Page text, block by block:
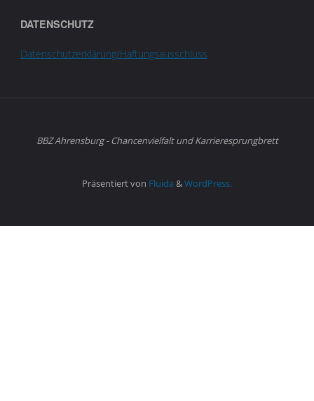
DATENSCHUTZ
Datenschutzerklärung/Haftungsausschluss
BBZ Ahrensburg - Chancenvielfalt und Karrieresprungbrett
Präsentiert von Fluida &WordPress.